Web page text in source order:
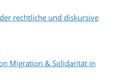
rechtliche und diskursive
Migration & Solidarität in